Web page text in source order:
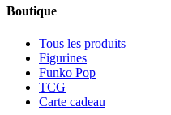
Boutique
Tous les produits
Figurines
Funko Pop
TCG
Carte cadeau